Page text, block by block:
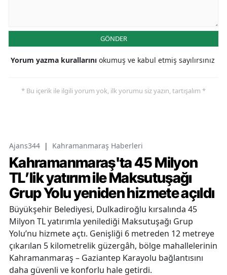
GÖNDER
Yorum yazma kurallarını okumuş ve kabul etmiş sayılırsınız
* Bu içerik ile ilgili yorum yok, ilk yorumu siz yazın, tartışalım *
Ajans344 | Kahramanmaraş Haberleri
Kahramanmaraş'ta 45 Milyon
TL’lik yatırım ile Maksutuşağı
Grup Yolu yeniden hizmete açıldı
Büyükşehir Belediyesi, Dulkadiroğlu kırsalında 45
Milyon TL yatırımla yenilediği Maksutuşağı Grup
Yolu’nu hizmete açtı. Genişliği 6 metreden 12 metreye
çıkarılan 5 kilometrelik güzergâh, bölge mahallelerinin
Kahramanmaraş – Gaziantep Karayolu bağlantısını
daha güvenli ve konforlu hale getirdi.